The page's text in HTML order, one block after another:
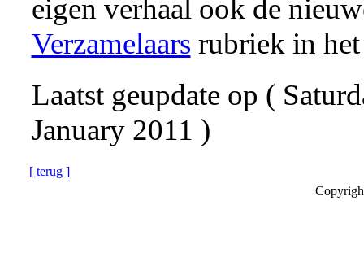
eigen verhaal ook de
Verzamelaars rubriek in
Laatst geupdate op (
January 2011 )
[ terug ]